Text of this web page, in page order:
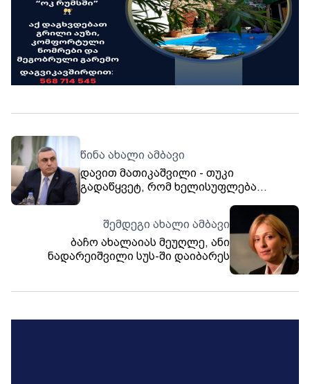
წინა ახალი ამბავი
დავით მათიკაშვილი - თუკი
გადაწყვეტ, რომ ხელისუფლება
არ უნდა გამოიჩინო და პასუხი უნდა
აგო - პროფესია და ასაკი დანაშაულის
ჩადენის ჭრილში ინდულგენცია ვერ
იქნება
შემდეგი ახალი ამბავი
ბაჩო ახალაიას მეუღლე, ანი
ნადარეიშვილი სუს-ში დაიბარეს